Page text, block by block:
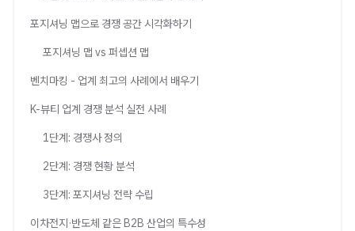
포지셔닝 맵으로 경쟁 공간 시각화하기
포지셔닝 맵 vs 퍼셉션 맵
벤치마킹 - 업계 최고의 사례에서 배우기
K-뷰티 업계 경쟁 분석 실전 사례
1단계: 경쟁사 정의
2단계: 경쟁 현황 분석
3단계: 포지셔닝 전략 수립
이차전지·반도체 같은 B2B 산업의 특수성